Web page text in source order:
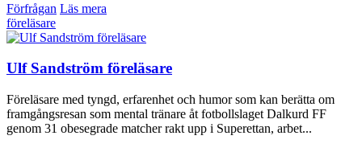
Förfrågan Läs mera
föreläsare
Ulf Sandström föreläsare
Föreläsare med tyngd, erfarenhet och humor som kan berätta om
framgångsresan som mental tränare åt fotbollslaget Dalkurd FF
genom 31 obesegrade matcher rakt upp i Superettan, arbet...